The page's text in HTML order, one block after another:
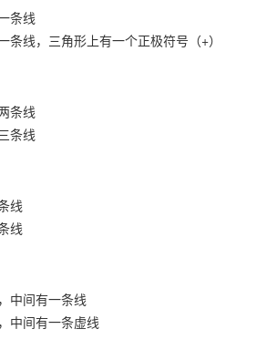
条线
条线，三角形上有一个正极符号（+）
条线
条线
线
线
中间有一条线
中间有一条虚线